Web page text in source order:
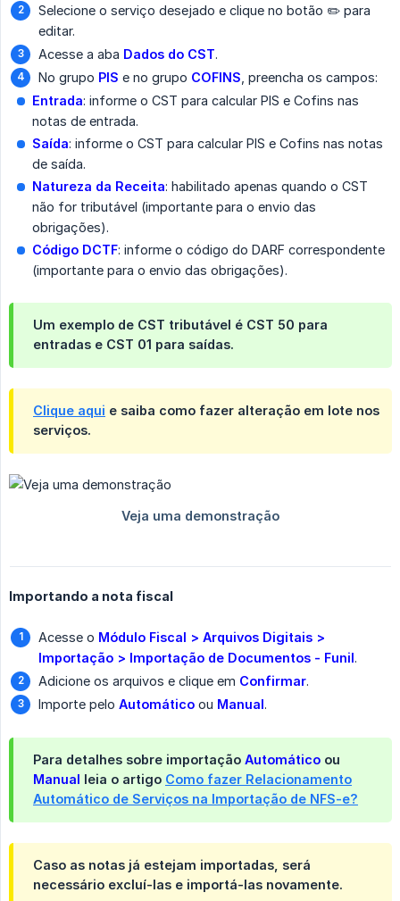
Selecione o serviço desejado e clique no botão ✏️ para
editar.
Acesse a aba Dados do CST.
No grupo PIS e no grupo COFINS , preencha os campos:
Entrada: informe o CST para calcular PIS e Cofins nas
notas de entrada.
Saída: informe o CST para calcular PIS e Cofins nas notas
de saída.
Natureza da Receita: habilitado apenas quando o CST
não for tributável (importante para o envio das
obrigações).
Código DCTF: informe o código do DARF correspondente
(importante para o envio das obrigações).
Um exemplo de CST tributável é CST 50 para
entradas e CST 01 para saídas.
Clique aqui e saiba como fazer alteração em lote nos
serviços.
Importando a nota fiscal
Acesse o Módulo Fiscal > Arquivos Digitais >
Importação > Importação de Documentos - Funil.
Adicione os arquivos e clique em Confirmar.
Importe pelo Automático ou Manual.
Para detalhes sobre importação Automático ou
Manual leia o artigo Como fazer Relacionamento
Automático de Serviços na Importação de NFS-e?
Caso as notas já estejam importadas, será
necessário excluí-las e importá-las novamente.